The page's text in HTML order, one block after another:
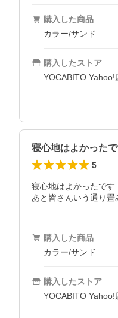
購入した商品
カラー/サンド
購入したストア
YOCABITO Yahoo!
寝心地はよかった
5
寝心地はよかったです
あと皆さんいう通り
購入した商品
カラー/サンド
購入したストア
YOCABITO Yahoo!